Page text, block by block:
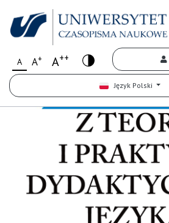
A A+ A++
Język Polski